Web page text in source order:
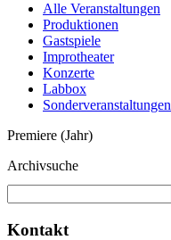
Alle Veranstaltungen
Produktionen
Gastspiele
Improtheater
Konzerte
Labbox
Sonderveranstaltungen
Premiere (Jahr)
Archivsuche
Kontakt